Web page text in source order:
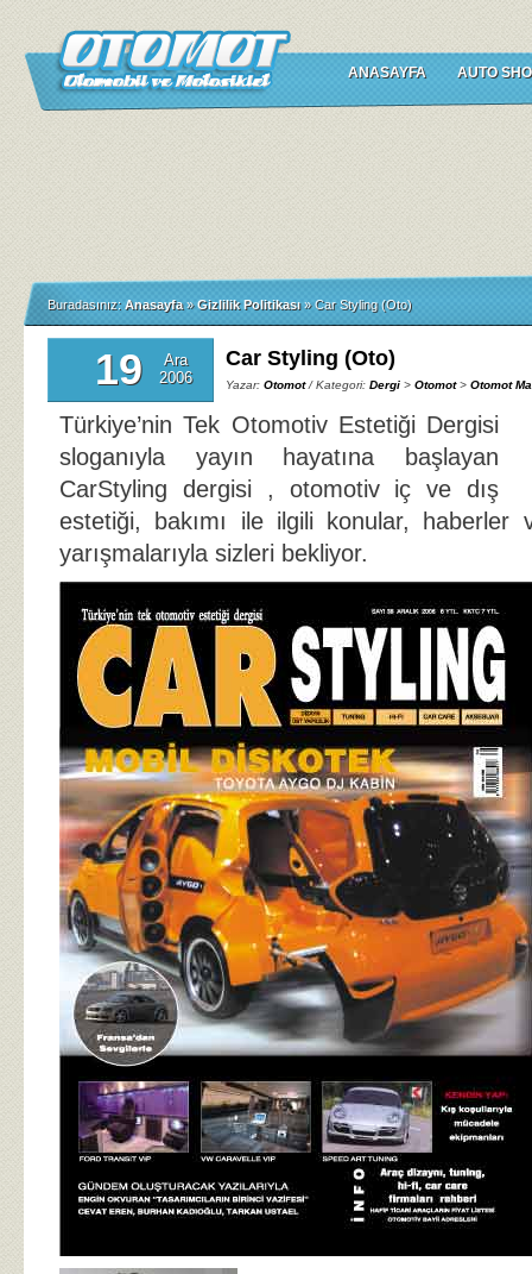
ANASAYFA AUTO
Buradasınız: Anasayfa » Gizlilik Politikası » Car Styling (Oto)
19
Ara
2006
Car Styling (Oto)
Yazar: Otomot/ Kategori: Dergi > Otomot> Otomot
Türkiye’nin Tek Otomotiv Estetiği Dergisi
sloganıyla yayın hayatına başlayan
CarStyling dergisi , otomotiv iç ve dış
estetiği, bakımı ile ilgili konular, haberler
yarışmalarıyla sizleri bekliyor.